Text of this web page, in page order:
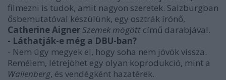
filmezni is tudok, amit nagyon szeretek. Salzburgban
ősbemutatóval készülünk, egy osztrák írónő,
Catherine Aigner Szemek mögött című darabjával.
- Láthatják-e még a DBU-ban?
- Nem úgy megyek el, hogy soha nem jövök vissza.
Remélem, létrejöhet egy olyan koprodukció, mint a
Wallenberg, és vendégként hazatérek.